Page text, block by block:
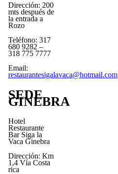
Dirección: 200
mts después de
la entrada a
Rozo
Teléfono: 317
680 9282 –
318 775 7777
Email:
restaurantesigalavaca@hotmail.com
SEDE
GINEBRA
Hotel
Restaurante
Bar Siga la
Vaca Ginebra
Dirección: Km
1,4 Vía Costa
rica